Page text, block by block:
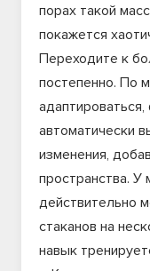
порах такой
покажется
Переходите к
постепенно. По
автоматически
изменения,
пространства. У
действительно
стаканов на
навык